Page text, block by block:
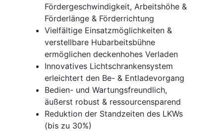
Fördergeschwindigkeit, Arbeitshöhe &
Förderlänge & Förderrichtung
Vielfältige Einsatzmöglichkeiten &
verstellbare Hubarbeitsbühne
ermöglichen deckenhohes Verladen
Innovatives Lichtschrankensystem
erleichtert den Be- & Entladevorgang
Bedien- und Wartungsfreundlich,
äußerst robust & ressourcensparend
Reduktion der Standzeiten des LKWs
(bis zu 30%)